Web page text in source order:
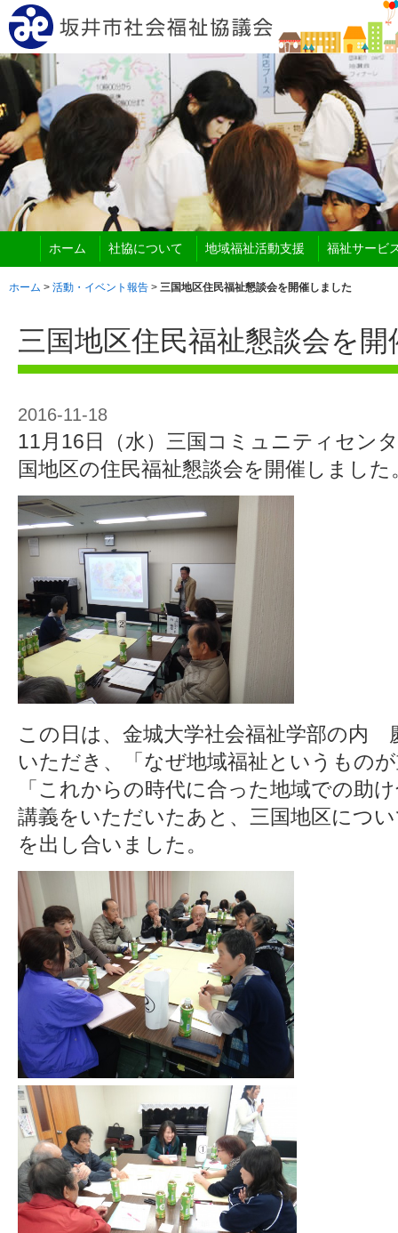
ホーム 社協について 地域福祉活動支援 福祉サービ
ホーム > 活動・イベント報告 > 三国地区住民福祉懇談会を開催しました
三国地区住民福祉懇談会を
2016-11-18
11月16日（水）三国コミュニティセン
国地区の住民福祉懇談会を開催しました
この日は、金城大学社会福祉学部の内
いただき、「なぜ地域福祉というもの
「これからの時代に合った地域での助
講義をいただいたあと、三国地区につ
を出し合いました。